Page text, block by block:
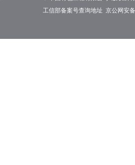
工信部备案号查询地址 京公网安